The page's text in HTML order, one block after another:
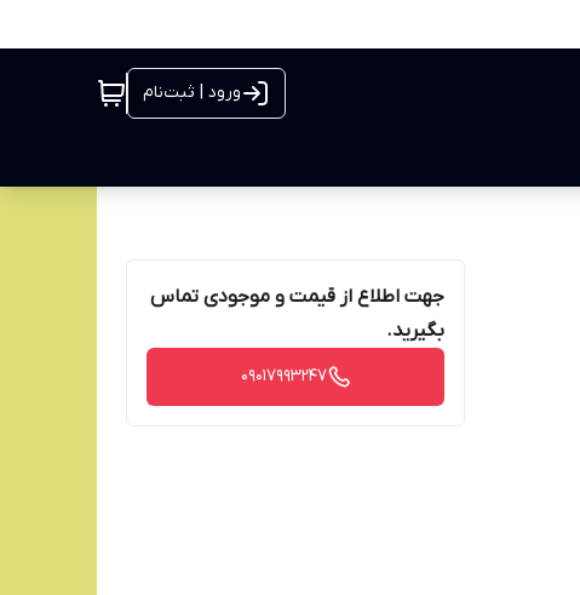
ورود | ثبت‌نام
جهت اطلاع از قیمت و موجودی تماس
بگیرید.
09017993247